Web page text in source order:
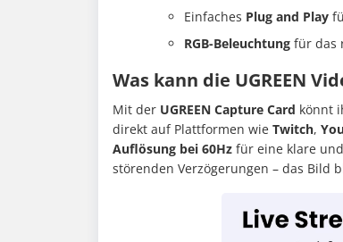
Einfaches Plug and Play
RGB-Beleuchtung für das
Was kann die UGREEN
Mit der UGREEN Capture Card könnt
direkt auf Plattformen wie Twitch,
Auflösung bei 60Hz für eine klare
störenden Verzögerungen – das Bild